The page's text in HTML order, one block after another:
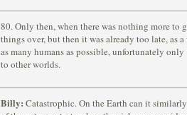
80. Only then, when there was nothing more to
things over, but then it was already too late, as
as many humans as possible, unfortunately
to other worlds.
Billy: Catastrophic. On the Earth can it